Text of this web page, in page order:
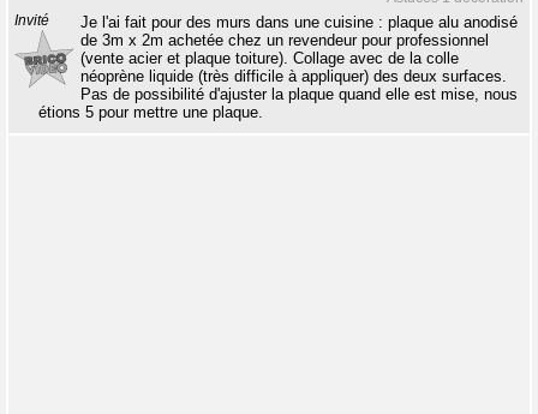
Invité
Je l'ai fait pour des murs dans une cuisine : plaque alu anodisé
de 3m x 2m achetée chez un revendeur pour professionnel
(vente acier et plaque toiture). Collage avec de la colle
néoprène liquide (très difficile à appliquer) des deux surfaces.
Pas de possibilité d'ajuster la plaque quand elle est mise, nous
étions 5 pour mettre une plaque.